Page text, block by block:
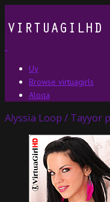
Uy
Browse virtuagirls
Aloqa
Alyssia Loop / Tayyor